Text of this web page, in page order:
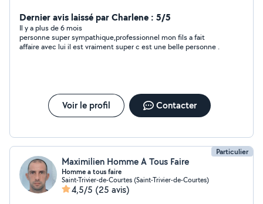
Dernier avis laissé par Charlene : 5/5
Il y a plus de 6 mois
personne super sympathique,professionnel mon fils a fait
affaire avec lui il est vraiment super c est une belle personne .
Voir le profil Contacter
Particulier
Maximilien Homme A Tous Faire
Homme a tous faire
Saint-Trivier-de-Courtes (Saint-Trivier-de-Courtes)
4,5/5 (25 avis)